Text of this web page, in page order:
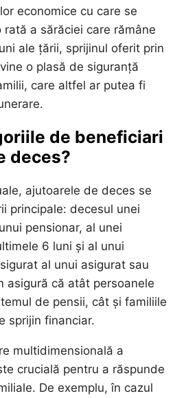
economice cu care se
a sărăciei care rămâne
ale țării, sprijinul oferit prin
o plasă de siguranță
care altfel ar putea fi
de beneficiari
deces?
ajutoarele de deces se
principale: decesul unei
pensionar, al unei
6 luni și al unui
al unui asigurat sau
asigură că atât persoanele
de pensii, cât și familiile
sprijin financiar.
multidimensională a
crucială pentru a răspunde
De exemplu, în cazul